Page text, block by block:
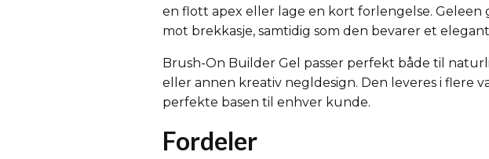
en flott apex eller lage en kort forlengelse.
mot brekkasje, samtidig som den bevarer et
Brush-On Builder Gel passer perfekt både til
eller annen kreativ negldesign. Den leveres i flere
perfekte basen til enhver kunde.
Fordeler